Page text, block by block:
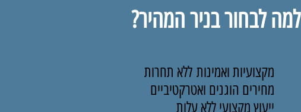
למה לבחור בניר המהיר?
מקצועיות ואמינות ללא תחרות
מחירים הוגנים ואטרקטיביים
ייעוץ מקצועי ללא עלות